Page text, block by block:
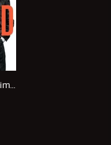
6.9Leyendas del crimen